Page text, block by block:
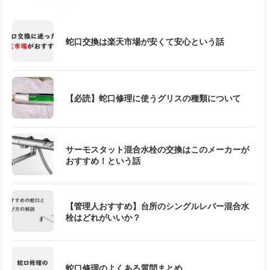
蛇口交換は楽天市場が安くて安心という話
【必読】蛇口修理に使うグリスの種類について
サーモスタット混合水栓の交換はこのメーカーが
おすすめ！という話
【管理人おすすめ】台所のシングルレバー混合水
栓はどれがいいか？
蛇口修理のよくある質問まとめ